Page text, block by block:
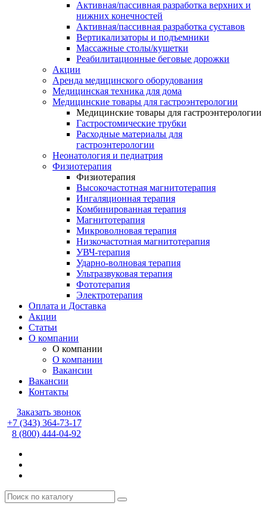
Активная/пассивная разработка верхних и
нижних конечностей
Активная/пассивная разработка суставов
Вертикализаторы и подъемники
Массажные столы/кушетки
Реабилитационные беговые дорожки
Акции
Аренда медицинского оборудования
Медицинская техника для дома
Медицинские товары для гастроэнтерологии
Медицинские товары для гастроэнтерологии
Гастростомические трубки
Расходные материалы для
гастроэнтерологии
Неонатология и педиатрия
Физиотерапия
Физиотерапия
Высокочастотная магнитотерапия
Ингаляционная терапия
Комбинированная терапия
Магнитотерапия
Микроволновая терапия
Низкочастотная магнитотерапия
УВЧ-терапия
Ударно-волновая терапия
Ультразвуковая терапия
Фототерапия
Электротерапия
Оплата и Доставка
Акции
Статьи
О компании
О компании
О компании
Вакансии
Вакансии
Контакты
Заказать звонок
+7 (343) 364-73-17
8 (800) 444-04-92